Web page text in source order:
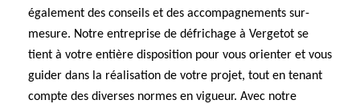
également des conseils et des accompagnements sur-
mesure. Notre entreprise de défrichage à Vergetot se
tient à votre entière disposition pour vous orienter et vous
guider dans la réalisation de votre projet, tout en tenant
compte des diverses normes en vigueur. Avec notre